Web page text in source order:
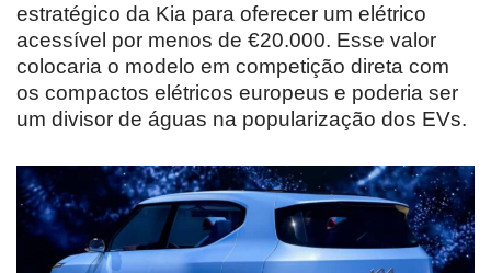
estratégico da Kia para oferecer um elétrico
acessível por menos de €20.000. Esse valor
colocaria o modelo em competição direta com
os compactos elétricos europeus e poderia ser
um divisor de águas na popularização dos EVs.